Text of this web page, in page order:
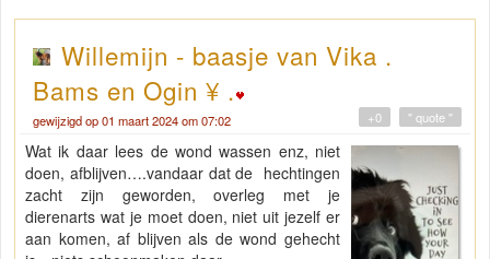
Willemijn - baasje van Vika .
Bams en Ogin ¥ .
gewijzigd op 01 maart 2024 om 07:02 " quote "
+0
Wat ik daar lees de wond wassen enz, niet
doen, afblijven….vandaar dat de hechtingen
zacht zijn geworden, overleg met je
dierenarts wat je moet doen, niet uit jezelf er
aan komen, af blijven als de wond gehecht